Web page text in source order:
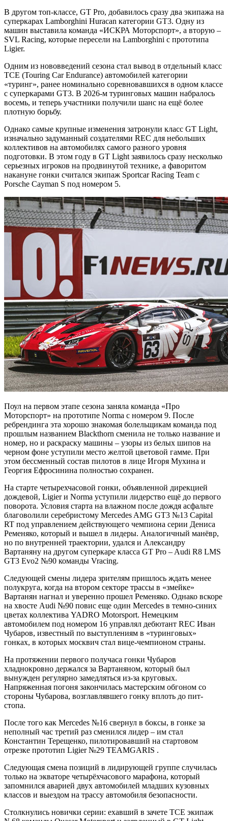
В другом топ-классе, GT Pro, добавилось сразу два экипажа на
суперкарах Lamborghini Huracan категории GT3. Одну из
машин выставила команда «ИСКРА Моторспорт», а вторую –
SVL Racing, которые пересели на Lamborghini с прототипа
Ligier.
Одним из нововведений сезона стал вывод в отдельный класс
TCE (Touring Car Endurance) автомобилей категории
«туринг», ранее номинально соревновавшихся в одном классе
с суперкарами GT3. В 2026-м туринговых машин набралось
восемь, и теперь участники получили шанс на ещё более
плотную борьбу.
Однако самые крупные изменения затронули класс GT Light,
изначально задуманный создателями REC для небольших
коллективов на автомобилях самого разного уровня
подготовки. В этом году в GT Light заявилось сразу несколько
серьезных игроков на продвинутой технике, а фаворитом
накануне гонки считался экипаж Sportcar Racing Team с
Porsche Cayman S под номером 5.
Поул на первом этапе сезона заняла команда «Про
Моторспорт» на прототипе Norma с номером 9. После
ребрендинга эта хорошо знакомая болельщикам команда под
прошлым названием Blackthorn сменила не только название и
номер, но и раскраску машины – узоры из белых шипов на
черном фоне уступили место желтой цветовой гамме. При
этом бессменный состав пилотов в лице Игоря Мухина и
Георгия Ефросинина полностью сохранен.
На старте четырехчасовой гонки, объявленной дирекцией
дождевой, Ligier и Norma уступили лидерство ещё до первого
поворота. Условия старта на влажном после дождя асфальте
благоволили серебристому Mercedes AMG GT3 №13 Capital
RT под управлением действующего чемпиона серии Дениса
Ременяко, который и вышел в лидеры. Аналогичный манёвр,
но по внутренней траектории, удался и Александру
Вартаняну на другом суперкаре класса GT Pro – Audi R8 LMS
GT3 Evo2 №90 команды Vracing.
Следующей смены лидера зрителям пришлось ждать менее
полукруга, когда на втором секторе трассы в «змейке»
Вартанян нагнал и уверенно прошел Ременяко. Однако вскоре
на хвосте Audi №90 повис еще один Mercedes в темно-синих
цветах коллектива YADRO Motorsport. Немецким
автомобилем под номером 16 управлял дебютант REC Иван
Чубаров, известный по выступлениям в «туринговых»
гонках, в которых москвич стал вице-чемпионом страны.
На протяжении первого получаса гонки Чубаров
хладнокровно держался за Вартаняном, который был
вынужден регулярно замедляться из-за круговых.
Напряженная погоня закончилась мастерским обгоном со
стороны Чубарова, возглавлявшего гонку вплоть до пит-
стопа.
После того как Mercedes №16 свернул в боксы, в гонке за
неполный час третий раз сменился лидер – им стал
Константин Терещенко, пилотировавший на стартовом
отрезке прототип Ligier №29 TEAMGARIS .
Следующая смена позиций в лидирующей группе случилась
только на экваторе четырёхчасового марафона, который
запомнился аварией двух автомобилей младших кузовных
классов и выездом на трассу автомобиля безопасности.
Столкнулись новички серии: ехавший в зачете TCE экипаж